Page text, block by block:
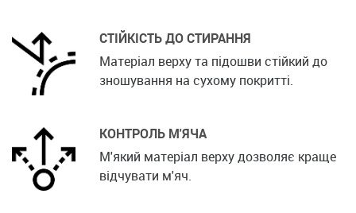
СТІЙКІСТЬ ДО СТИРАННЯ
Матеріал верху та підошви стійкий до
зношування на сухому покритті.
КОНТРОЛЬ М'ЯЧА
М'який матеріал верху дозволяє краще
відчувати м'яч.